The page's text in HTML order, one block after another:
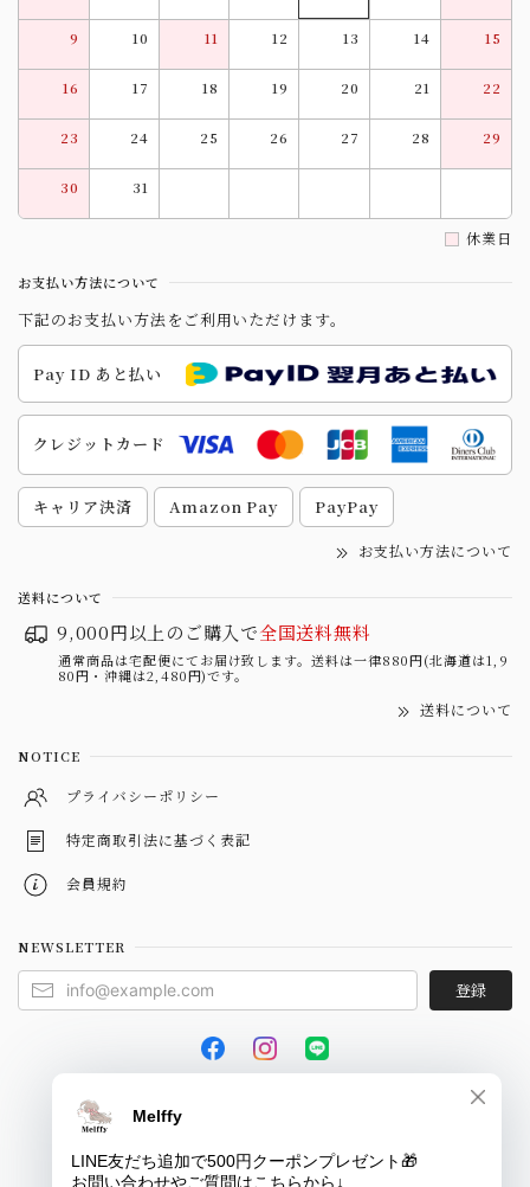
9 10 11 12 13 14 15
16 17 18 19 20 21 22
23 24 25 26 27 28 29
30 31
休業日
お支払い方法について
下記のお支払い方法をご利用いただけます。
Pay ID あと払い
クレジットカード
キャリア決済 Amazon Pay PayPay
お支払い方法について
送料について
9,000円以上のご購入で全国送料無料
通常商品は宅配便にてお届け致します。送料は一律880円(北海道は1,9
80円・沖縄は2,480円)です。
送料について
NOTICE
プライバシーポリシー
特定商取引法に基づく表記
会員規約
NEWSLETTER
登録